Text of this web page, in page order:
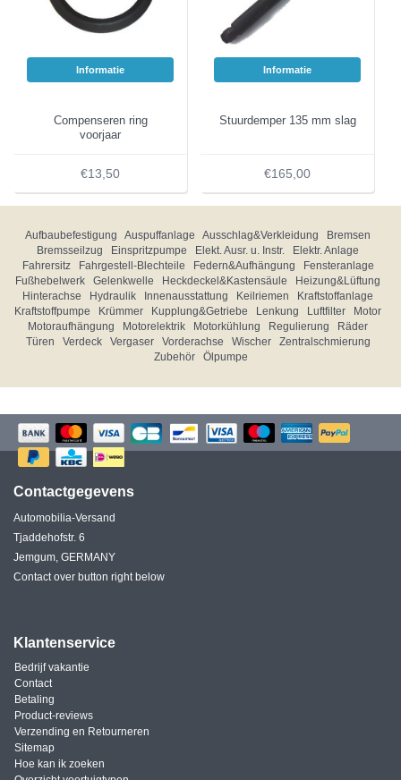
Informatie
Compenseren ring
voorjaar
€13,50
Informatie
Stuurdemper 135 mm slag
€165,00
Aufbaubefestigung Auspuffanlage Ausschlag&Verkleidung
Bremsen
Bremsseilzug
Einspritzpumpe Elekt. Ausr. u. Instr.
Elektr. Anlage
Fahrersitz
Fahrgestell-Blechteile Federn&Aufhängung
Fensteranlage
Fußhebelwerk
Gelenkwelle Heckdeckel&Kastensäule
Heizung&Lüftung
Hinterachse
Hydraulik Innenausstattung Keilriemen
Kraftstoffanlage
Kraftstoffpumpe
Krümmer Kupplung&Getriebe Lenkung Luftfilter
Motor
Motoraufhängung
Motorelektrik Motorkühlung Regulierung
Räder
Türen
Verdeck Vergaser Vorderachse Wischer
Zentralschmierung
Zubehör
Ölpumpe
Contactgegevens
Automobilia-Versand
Tjaddehofstr. 6
Jemgum, GERMANY
Contact over button right below
Klantenservice
Bedrijf vakantie
Contact
Betaling
Product-reviews
Verzending en Retourneren
Sitemap
Hoe kan ik zoeken